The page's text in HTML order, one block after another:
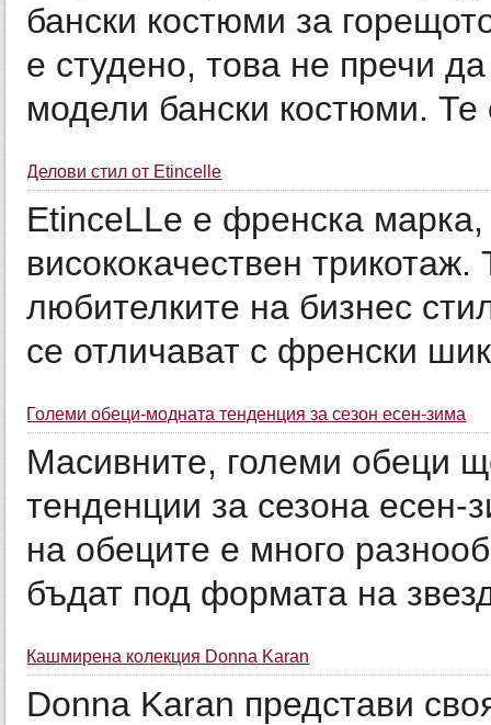
бански костюми за
е студено, това не пречи
модели бански костюми. Те
Делови стил от Etincelle
EtinceLLe е френска
висококачествен
любителките на бизнес
се отличават с френски
Големи обеци-модната тенденция за сезон есен-зима
Масивните, големи обеци
тенденции за сезона
на обеците е много
бъдат под формата на
Кашмирена колекция Donna Karan
Donna Karan представи